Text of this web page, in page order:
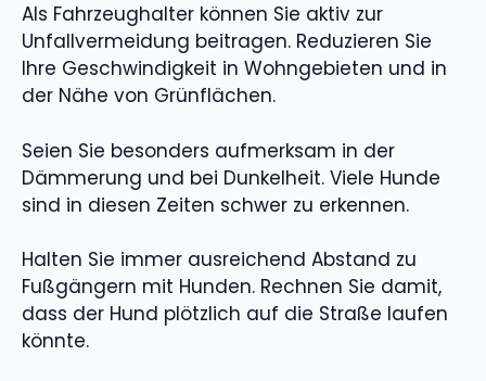
Als Fahrzeughalter können Sie aktiv zur
Unfallvermeidung beitragen. Reduzieren Sie
Ihre Geschwindigkeit in Wohngebieten und in
der Nähe von Grünflächen.
Seien Sie besonders aufmerksam in der
Dämmerung und bei Dunkelheit. Viele Hunde
sind in diesen Zeiten schwer zu erkennen.
Halten Sie immer ausreichend Abstand zu
Fußgängern mit Hunden. Rechnen Sie damit,
dass der Hund plötzlich auf die Straße laufen
könnte.